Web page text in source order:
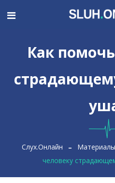
Как
Слух.Онлайн
человеку